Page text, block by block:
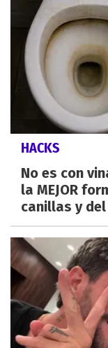
HACKS
No es con
la MEJOR
canillas y